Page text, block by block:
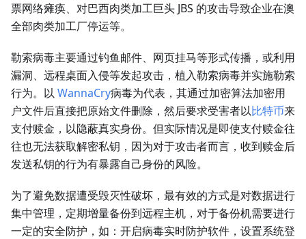
票网络瘫痪、对巴西肉类加工巨头 JBS 的攻击导致企业在澳
全部肉类加工厂停运等。
勒索病毒主要通过钓鱼邮件、网页挂马等形式传播，或利用
漏洞、远程桌面入侵等发起攻击，植入勒索病毒并实施勒索
行为。以 WannaCry病毒为代表，其通过加密算法加密用
户文件后直接把原始文件删除，然后要求受害者以比特币来
支付赎金，以隐蔽真实身份。但实际情况是即使支付赎金往
往也无法获取解密私钥，因为对于攻击者而言，收到赎金后
发送私钥的行为有暴露自己身份的风险。
为了避免数据遭受毁灭性破坏，最有效的方式是对数据进行
集中管理，定期增量备份到远程主机，对于备份机需要进行
一定的安全防护，如：开启病毒实时防护软件，设置系统登